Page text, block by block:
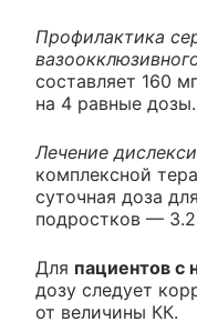
Профилактика
составляет 160
на 4 равные дозы.
Лечение
комплексной
суточная доза
подростков — 3.2
Для пациентов с
дозу следует
от величины КК.